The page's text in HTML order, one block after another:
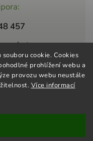
souboru cookie. Cookies
prohlížení webu a
provozu webu neustále
Více informací
457